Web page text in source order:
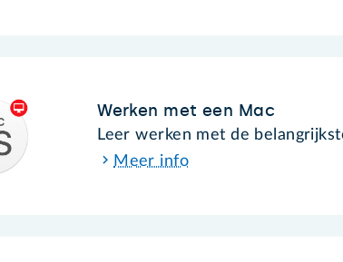
Werken met een Mac
Leer werken met de
Meer info